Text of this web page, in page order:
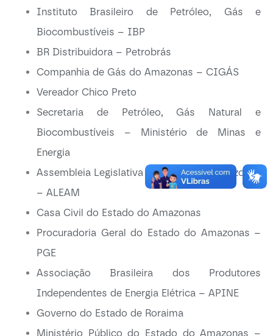
Instituto Brasileiro de Petróleo, Gás e
Biocombustíveis – IBP
BR Distribuidora – Petrobrás
Companhia de Gás do Amazonas – CIGÁS
Vereador Chico Preto
Secretaria de Petróleo, Gás Natural e
Biocombustíveis – Ministério de Minas e
Energia
Assembleia Legislativa do Estado do Amazonas
– ALEAM
Casa Civil do Estado do Amazonas
Procuradoria Geral do Estado do Amazonas –
PGE
Associação Brasileira dos Produtores
Independentes de Energia Elétrica – APINE
Governo do Estado de Roraima
Ministério Público do Estado do Amazonas –